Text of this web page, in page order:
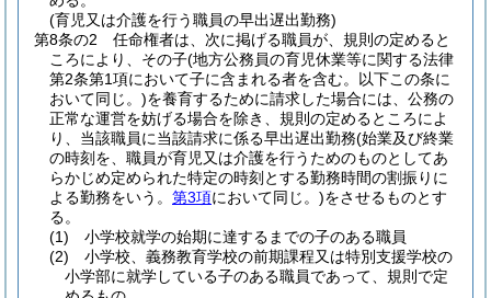
(育児又は介護を行う職員の早出遅出勤務)
第8条の2
任命権者は、次に掲げる職員が、規則の定めると
ころにより、その子(地方公務員の育児休業等に関する法律
第2条第1項において子に含まれる者を含む。以下この条に
おいて同じ。)を養育するために請求した場合には、公務の
正常な運営を妨げる場合を除き、規則の定めるところによ
り、当該職員に当該請求に係る早出遅出勤務(始業及び終業
の時刻を、職員が育児又は介護を行うためのものとしてあ
らかじめ定められた特定の時刻とする勤務時間の割振りに
よる勤務をいう。 第3項において同じ。)をさせるものとす
る。
(1)
小学校就学の始期に達するまでの子のある職員
(2)
小学校、義務教育学校の前期課程又は特別支援学校の
小学部に就学している子のある職員であって、規則で定